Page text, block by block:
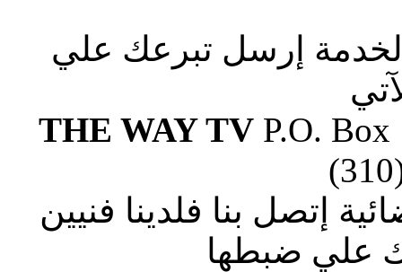
إرسل تبرعك علي
THE WAY TVP.O. Box
إتصل بنا فلدينا فنيين
علي ضبطها